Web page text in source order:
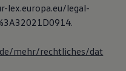
lex.europa.eu/legal-
mehr/rechtliches/dat